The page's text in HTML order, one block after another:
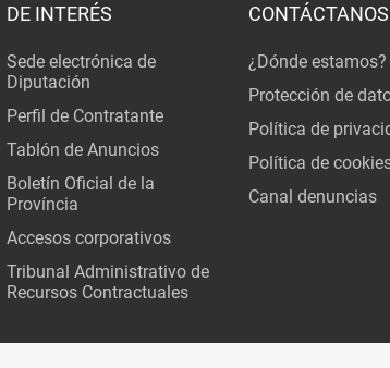
DE INTERÉS
Sede electrónica de
Diputación
Perfil de Contratante
Tablón de Anuncios
Boletín Oficial de la
Província
Accesos corporativos
Tribunal Administrativo de
Recursos Contractuales
CONTÁCTANOS
¿Dónde estamos?
Protección de
Política de
Política de
Canal denuncias